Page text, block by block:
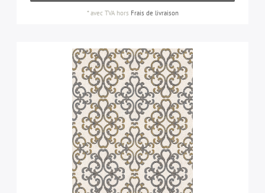
*avec TVAhors Frais de livraison